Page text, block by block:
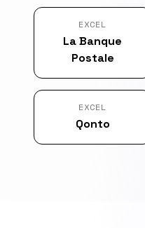
EXCEL
La Banque
Postale
EXCEL
Qonto